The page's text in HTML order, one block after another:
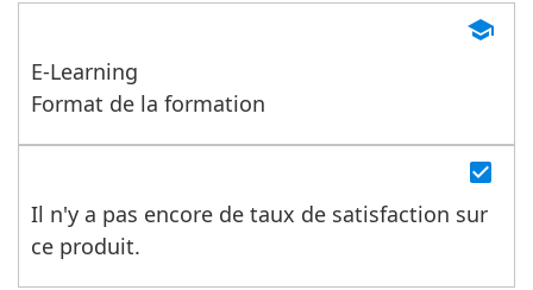
E-Learning
Format de la formation
school
Il n'y a pas encore de taux de satisfaction sur
ce produit.
check_box